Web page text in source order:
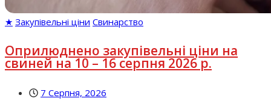
★ Закупівельні ціни Свинарство
Оприлюднено закупівельні ціни на
свиней на 10 – 16 серпня 2026 р.
7 Серпня, 2026